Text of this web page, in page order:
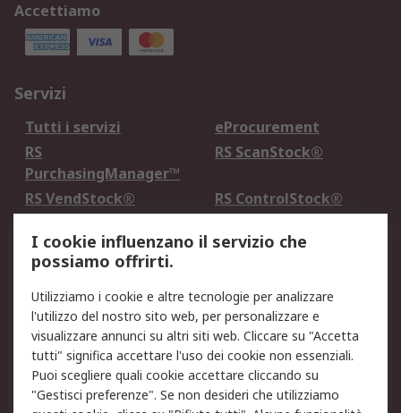
Accettiamo
Servizi
Tutti i servizi
eProcurement
RS
PurchasingManager™
RS ScanStock®
RS VendStock®
RS ControlStock®
Legale
Informativa Cookie
Informativa Privacy -
Aggiornata
Email Security
Termini d'uso
Condizioni di vendita
Condizioni generali di
servizio
I cookie influenzano il servizio che
possiamo offrirti.
Utilizziamo i cookie e altre tecnologie per analizzare
l'utilizzo del nostro sito web, per personalizzare e
visualizzare annunci su altri siti web. Cliccare su "Accetta
tutti" significa accettare l'uso dei cookie non essenziali.
Puoi scegliere quali cookie accettare cliccando su
"Gestisci preferenze". Se non desideri che utilizziamo